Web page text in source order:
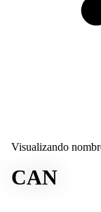
Visualizando
CAN